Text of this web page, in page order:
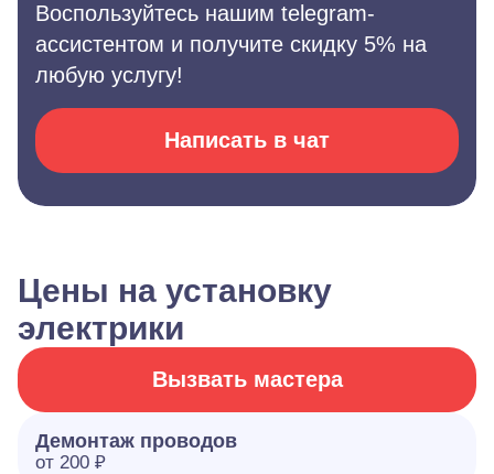
Воспользуйтесь нашим telegram-
ассистентом и получите скидку 5% на
любую услугу!
Написать в чат
Цены на установку
электрики
Вызвать мастера
Демонтаж проводов
от 200 ₽